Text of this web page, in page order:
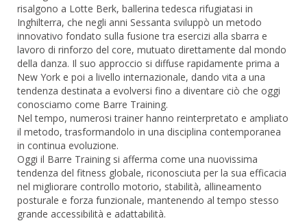
risalgono a Lotte Berk, ballerina tedesca rifugiatasi in
Inghilterra, che negli anni Sessanta sviluppò un metodo
innovativo fondato sulla fusione tra esercizi alla sbarra e
lavoro di rinforzo del core, mutuato direttamente dal mondo
della danza. Il suo approccio si diffuse rapidamente prima a
New York e poi a livello internazionale, dando vita a una
tendenza destinata a evolversi fino a diventare ciò che oggi
conosciamo come Barre Training.
Nel tempo, numerosi trainer hanno reinterpretato e ampliato
il metodo, trasformandolo in una disciplina contemporanea
in continua evoluzione.
Oggi il Barre Training si afferma come una nuovissima
tendenza del fitness globale, riconosciuta per la sua efficacia
nel migliorare controllo motorio, stabilità, allineamento
posturale e forza funzionale, mantenendo al tempo stesso
grande accessibilità e adattabilità.